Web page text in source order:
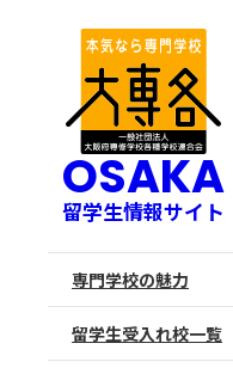
OSAKA
留学生情報サイト
専門学校の魅力
留学生受入れ校一覧